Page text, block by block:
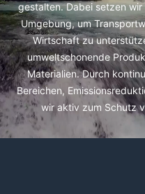
gestalten. Dabei setzen
Umgebung, um
Wirtschaft zu
umweltschonende
Materialien. Durch
Bereichen,
wir aktiv zum Schutz